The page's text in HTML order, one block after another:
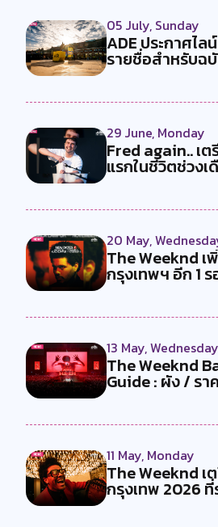
05 July, Sunday
ADE ประกาศไ
รายชื่อสำหรับฉ
29 June, Monday
Fred again.. เ
แรกในชีวิตช่วงเ
20 May,
The Weeknd
กรุงเทพฯ อีก 1
13 May, Wednesday
The Weeknd
Guide : ผัง / ร
11 May, Monday
The Weeknd เ
กรุงเทพ 2026 ที่